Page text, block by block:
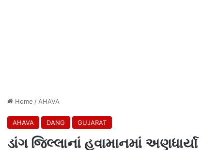
Home / AHAVA
AHAVA DANG GUJARAT
ડાંગ જિલ્લાનાં હવામાનમાં અણધાર્યા